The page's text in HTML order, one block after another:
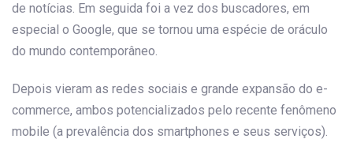
de notícias. Em seguida foi a vez dos buscadores, em
especial o Google, que se tornou uma espécie de oráculo
do mundo contemporâneo.
Depois vieram as redes sociais e grande expansão do e-
commerce, ambos potencializados pelo recente fenômeno
mobile (a prevalência dos smartphones e seus serviços).